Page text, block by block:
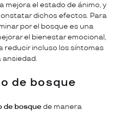
mejora el estado de ánimo, y
dichos efectos. Para
por el bosque es una
el bienestar emocional,
reducir incluso los síntomas
ansiedad.
de bosque
de bosque de manera